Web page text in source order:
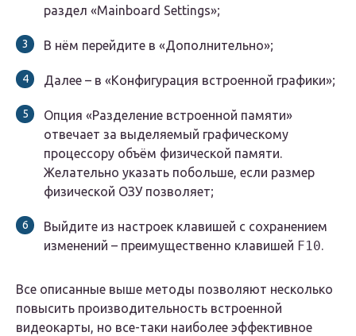
раздел «Mainboard Settings»;
В нём перейдите в «Дополнительно»;
Далее – в «Конфигурация встроенной графики»;
Опция «Разделение встроенной памяти»
отвечает за выделяемый графическому
процессору объём физической памяти.
Желательно указать побольше, если размер
физической ОЗУ позволяет;
Выйдите из настроек клавишей с сохранением
изменений – преимущественно клавишей F10.
Все описанные выше методы позволяют несколько
повысить производительность встроенной
видеокарты, но все-таки наиболее эффективное